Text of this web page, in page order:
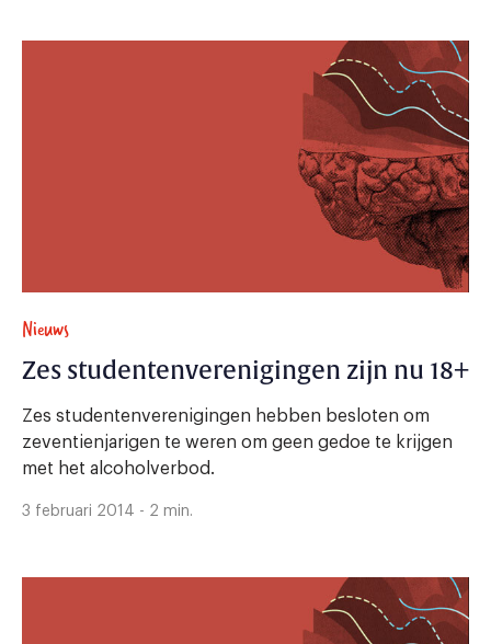
Nieuws
Zes studentenverenigingen zijn nu 18+
Zes studentenverenigingen hebben besloten om
zeventienjarigen te weren om geen gedoe te krijgen
met het alcoholverbod.
3 februari 2014 - 2 min.